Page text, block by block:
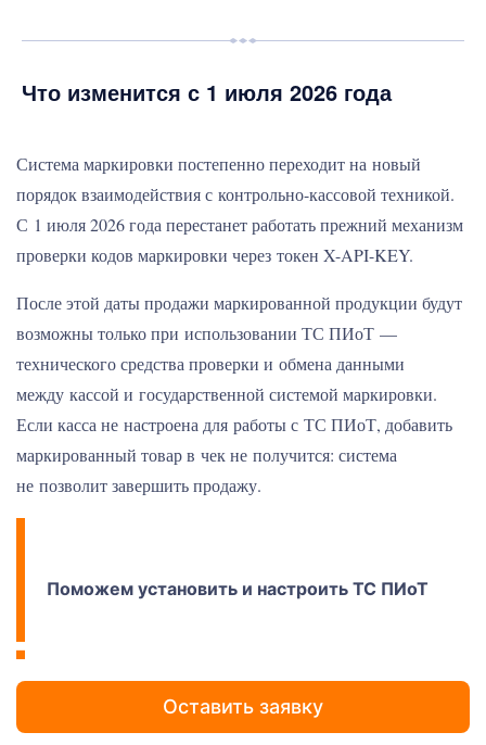
Что изменится с 1 июля 2026 года
Система маркировки постепенно переходит на новый
порядок взаимодействия с контрольно-кассовой техникой.
С 1 июля 2026 года перестанет работать прежний механизм
проверки кодов маркировки через токен X-API-KEY.
После этой даты продажи маркированной продукции будут
возможны только при использовании ТС ПИоТ —
технического средства проверки и обмена данными
между кассой и государственной системой маркировки.
Если касса не настроена для работы с ТС ПИоТ, добавить
маркированный товар в чек не получится: система
не позволит завершить продажу.
Поможем установить и настроить ТС ПИоТ
Оставить заявку